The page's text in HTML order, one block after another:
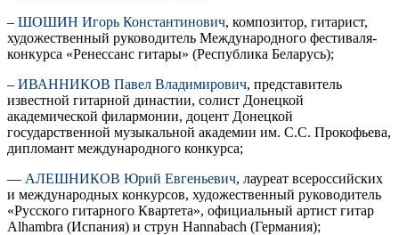
– ШОШИН Игорь Константинович, композитор, гитарист,
художественный руководитель Международного фестиваля-
конкурса «Ренессанс гитары» (Республика Беларусь);
– ИВАННИКОВ Павел Владимирович, представитель
известной гитарной династии, солист Донецкой
академической филармонии, доцент Донецкой
государственной музыкальной академии им. С.С. Прокофьева,
дипломант международного конкурса;
— АЛЕШНИКОВ Юрий Евгеньевич, лауреат всероссийских
и международных конкурсов, художественный руководитель
«Русского гитарного Квартета», официальный артист гитар
Alhambra (Испания) и струн Hannabach (Германия);